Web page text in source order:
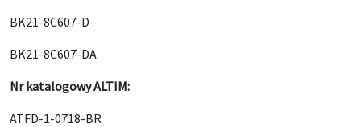
BK21-8C607-D
BK21-8C607-DA
Nr katalogowy ALTIM:
ATFD-1-0718-BR